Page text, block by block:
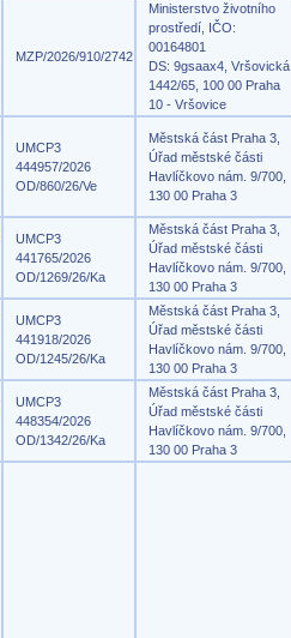
MZP/2026/910/2742
Ministerstvo životního
prostředí, IČO:
00164801
DS: 9gsaax4, Vršovická
1442/65, 100 00 Praha
10 - Vršovice
UMCP3
444957/2026
OD/860/26/Ve
Městská část Praha 3,
Úřad městské části
Havlíčkovo nám. 9/700,
130 00 Praha 3
UMCP3
441765/2026
OD/1269/26/Ka
Městská část Praha 3,
Úřad městské části
Havlíčkovo nám. 9/700,
130 00 Praha 3
UMCP3
441918/2026
OD/1245/26/Ka
Městská část Praha 3,
Úřad městské části
Havlíčkovo nám. 9/700,
130 00 Praha 3
UMCP3
448354/2026
OD/1342/26/Ka
Městská část Praha 3,
Úřad městské části
Havlíčkovo nám. 9/700,
130 00 Praha 3